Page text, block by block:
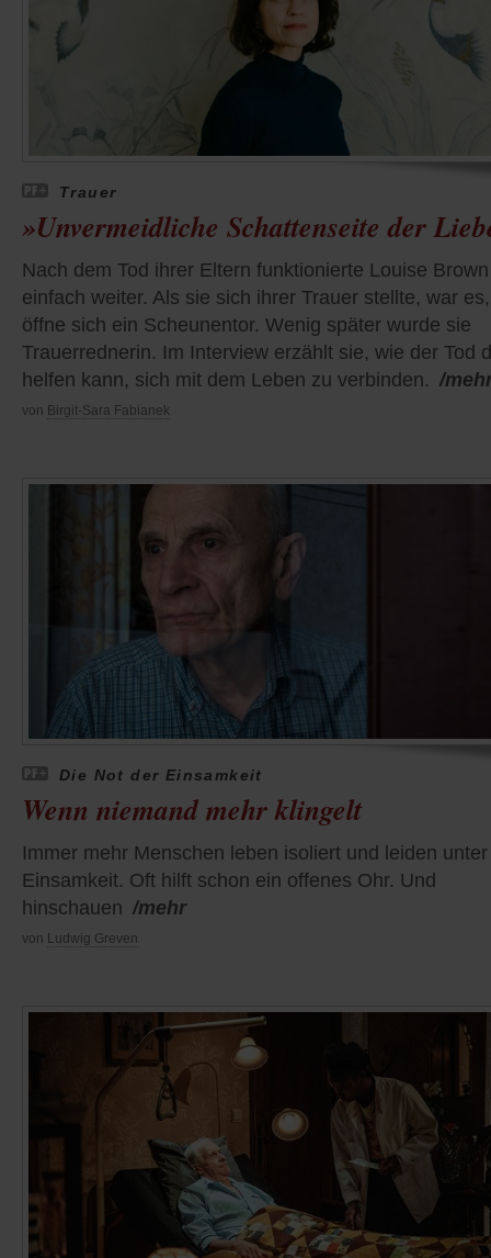
Trauer
»Unvermeidliche Schattenseite der
Nach dem Tod ihrer Eltern funktionierte Louise Brown
einfach weiter. Als sie sich ihrer Trauer stellte, war
öffne sich ein Scheunentor. Wenig später wurde sie
Trauerrednerin. Im Interview erzählt sie, wie der Tod
helfen kann, sich mit dem Leben zu verbinden. /
von Birgit-Sara Fabianek
Die Not der Einsamkeit
Wenn niemand mehr klingelt
Immer mehr Menschen leben isoliert und leiden unter
Einsamkeit. Oft hilft schon ein offenes Ohr. Und
hinschauen /mehr
von Ludwig Greven